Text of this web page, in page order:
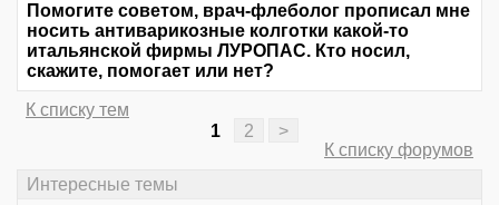
Помогите советом, врач-флеболог прописал мне
носить антиварикозные колготки какой-то
итальянской фирмы ЛУРОПАС. Кто носил,
скажите, помогает или нет?
К списку тем
1
2
>
К списку форумов
Интересные темы